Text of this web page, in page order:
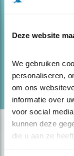
Deze website
We gebruiken
personaliseren,
om ons
informatie over
voor social
kunnen deze
die u aan ze
KLINKT DAAR
laten ook
lees meer
Door Ruud van